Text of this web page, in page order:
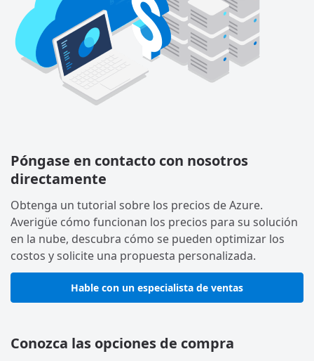
Póngase en contacto con nosotros
directamente
Obtenga un tutorial sobre los precios de Azure.
Averigüe cómo funcionan los precios para su solución
en la nube, descubra cómo se pueden optimizar los
costos y solicite una propuesta personalizada.
Hable con un especialista de ventas
Conozca las opciones de compra